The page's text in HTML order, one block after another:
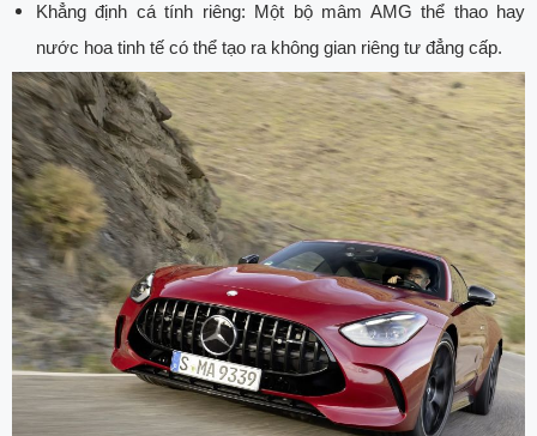
Khẳng định cá tính riêng: Một bộ mâm AMG thể thao hay
nước hoa tinh tế có thể tạo ra không gian riêng tư đẳng cấp.